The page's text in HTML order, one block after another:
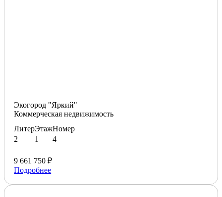
Экогород "Яркий"
Коммерческая недвижимость
Литер
2
Этаж
1
Номер
4
9 661 750 ₽
Подробнее